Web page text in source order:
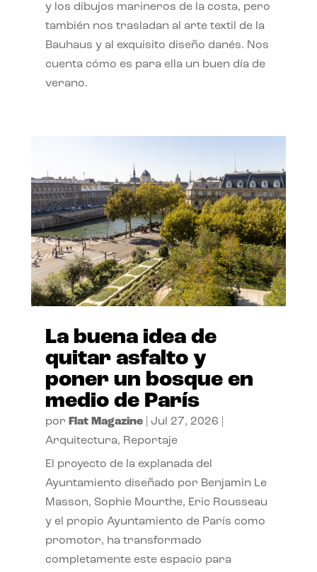
y los dibujos marineros de la costa, pero
también nos trasladan al arte textil de la
Bauhaus y al exquisito diseño danés. Nos
cuenta cómo es para ella un buen día de
verano.
La buena idea de
quitar asfalto y
poner un bosque en
medio de París
por Flat Magazine| Jul 27, 2026
Arquitectura, Reportaje
El proyecto de la explanada del
Ayuntamiento diseñado por Benjamin Le
Masson, Sophie Mourthe, Eric Rousseau
y el propio Ayuntamiento de París como
promotor, ha transformado
completamente este espacio para